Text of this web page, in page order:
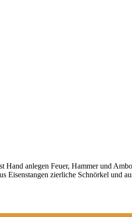
anlegen Feuer, Hammer und
zierliche Schnörkel und